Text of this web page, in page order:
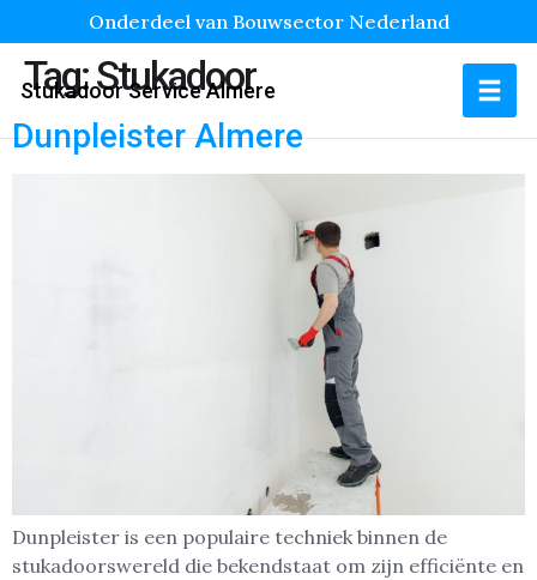
Onderdeel van Bouwsector Nederland
Stukadoor Service Almere
Tag:Stukadoor
Dunpleister Almere
Dunpleister is een populaire techniek binnen de
stukadoorswereld die bekendstaat om zijn efficiënte en